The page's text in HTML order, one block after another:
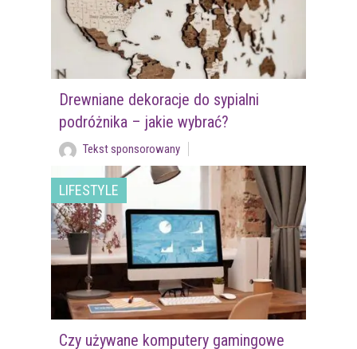
Drewniane dekoracje do sypialni
podróżnika – jakie wybrać?
Tekst sponsorowany
LIFESTYLE
Czy używane komputery gamingowe